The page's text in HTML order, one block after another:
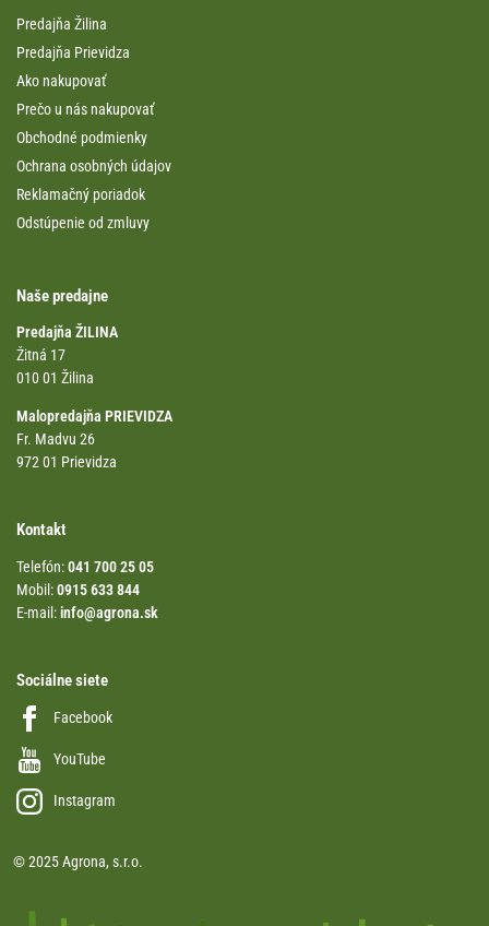
Predajňa Žilina
Predajňa Prievidza
Ako nakupovať
Prečo u nás nakupovať
Obchodné podmienky
Ochrana osobných údajov
Reklamačný poriadok
Odstúpenie od zmluvy
Naše predajne
Predajňa ŽILINA
Žitná 17
010 01 Žilina
Malopredajňa PRIEVIDZA
Fr. Madvu 26
972 01 Prievidza
Kontakt
Telefón:041 700 25 05
Mobil:0915 633 844
E-mail:info@agrona.sk
Sociálne siete
Facebook
YouTube
Instagram
© 2025 Agrona, s.r.o.